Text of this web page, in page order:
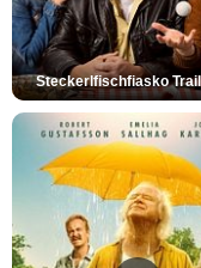
Steckerlfischfiasko